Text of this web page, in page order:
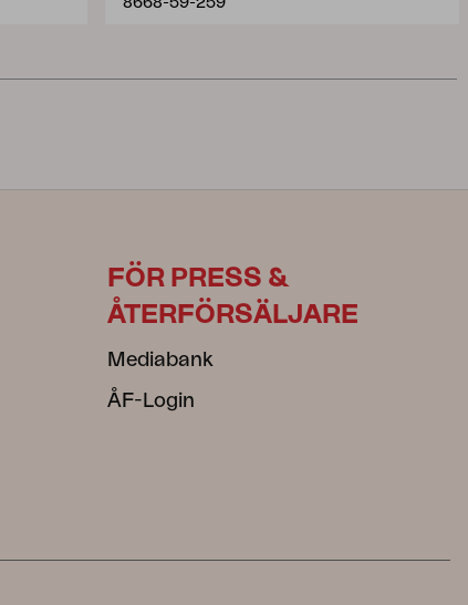
8668-59-259
FÖR PRESS &
ÅTERFÖRSÄLJARE
Mediabank
ÅF-Login